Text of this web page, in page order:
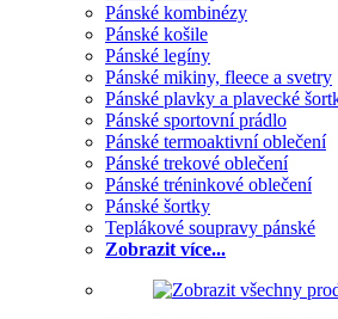
Pánské kombinézy
Pánské košile
Pánské legíny
Pánské mikiny, fleece a svetry
Pánské plavky a plavecké
Pánské sportovní prádlo
Pánské termoaktivní oblečení
Pánské trekové oblečení
Pánské tréninkové oblečení
Pánské šortky
Teplákové soupravy pánské
Zobrazit více...